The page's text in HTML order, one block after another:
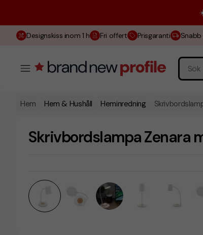
Designskiss inom 1 h Fri offert Prisgaranti Snabb
Hem Hem & Hushåll Heminredning
Skrivbordslampa Zenara